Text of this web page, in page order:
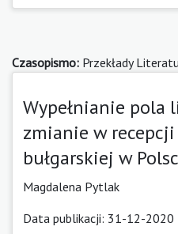
Czasopismo: Przekłady
Wypełnianie pola
zmianie w
bułgarskiej w
Magdalena Pytlak
Data publikacji: 31-12-2020